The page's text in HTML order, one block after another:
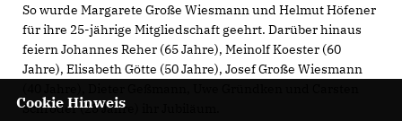
So wurde Margarete Große Wiesmann und Helmut Höfener
für ihre 25-jährige Mitgliedschaft geehrt. Darüber hinaus
feiern Johannes Reher (65 Jahre), Meinolf Koester (60
Jahre), Elisabeth Götte (50 Jahre), Josef Große Wiesmann
Schröder (25 Jahre) ihr Jubiläum.
Cookie Hinweis